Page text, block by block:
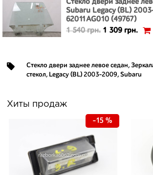
Стекло двери заднее
Subaru Legacy (BL)
62011AG010 (49767)
1 540 грн. 1 309 грн.
Стекло двери заднее левое седан,
стекол, Legacy (BL) 2003-2009, Subaru
Хиты продаж
-15 %